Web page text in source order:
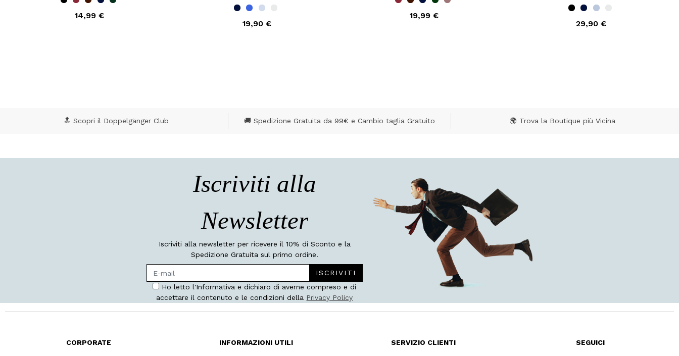
14,99 €
19,90 €
19,99 €
29,90 €
🔝 Scopri il Doppelgänger Club 🚚 Spedizione Gratuita da 99€ e Cambio taglia Gratuito 🌍 Trova la Boutique più Vicina
Iscriviti alla
Newsletter
Iscriviti alla newsletter per ricevere il 10% di Sconto e la
Spedizione Gratuita sul primo ordine.
ISCRIVITI
Ho letto l'Informativa e dichiaro di averne compreso e di
accettare il contenuto e le condizioni della Privacy Policy
CORPORATE INFORMAZIONI UTILI SERVIZIO CLIENTI SEGUICI